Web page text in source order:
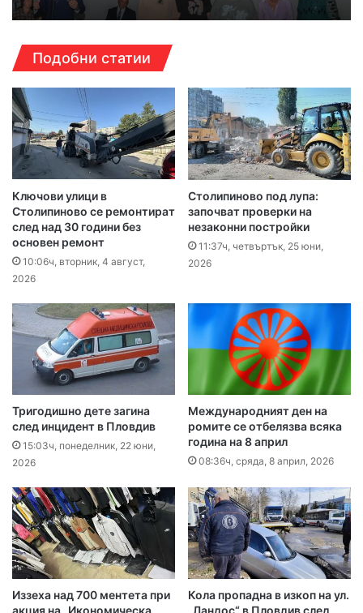
Подобни статии
Ключови улици в
Столипиново се ремонтират
след над 30 години без
основен ремонт
10:06ч, вторник, 4 август,
2026
Столипиново под лупа:
започват проверки на
незаконни постройки
11:37ч, четвъртък, 25 юни,
2026
Тригодишно дете загина
след инцидент в Пловдив
15:03ч, понеделник, 22 юни,
2026
Международният ден на
ромите се отбелязва всяка
година на 8 април
08:36ч, сряда, 8 април, 2026
Иззеха над 700 ментета при
Кола пропадна в изкоп на ул.